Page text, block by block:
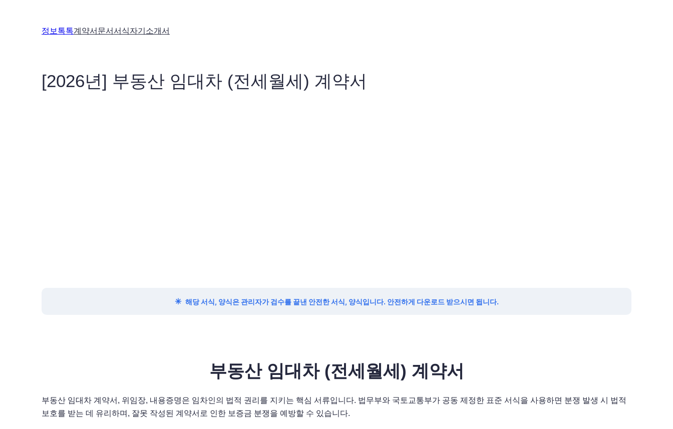
정보톡톡계약서 문서서식자기소개서
[2026년] 부동산 임대차 (전세월세) 계약서
✳ 해당 서식, 양식은 관리자가 검수를 끝낸 안전한 서식, 양식입니다. 안전하게 다운로드 받으시면 됩니다.
부동산 임대차 (전세월세) 계약서
부동산 임대차 계약서, 위임장, 내용증명은 임차인의 법적 권리를 지키는 핵심 서류입니다. 법무부와 국토교통부가 공동 제정한 표준 서식을 사용하면 분쟁 발생 시 법적
보호를 받는 데 유리하며, 잘못 작성된 계약서로 인한 보증금 분쟁을 예방할 수 있습니다.